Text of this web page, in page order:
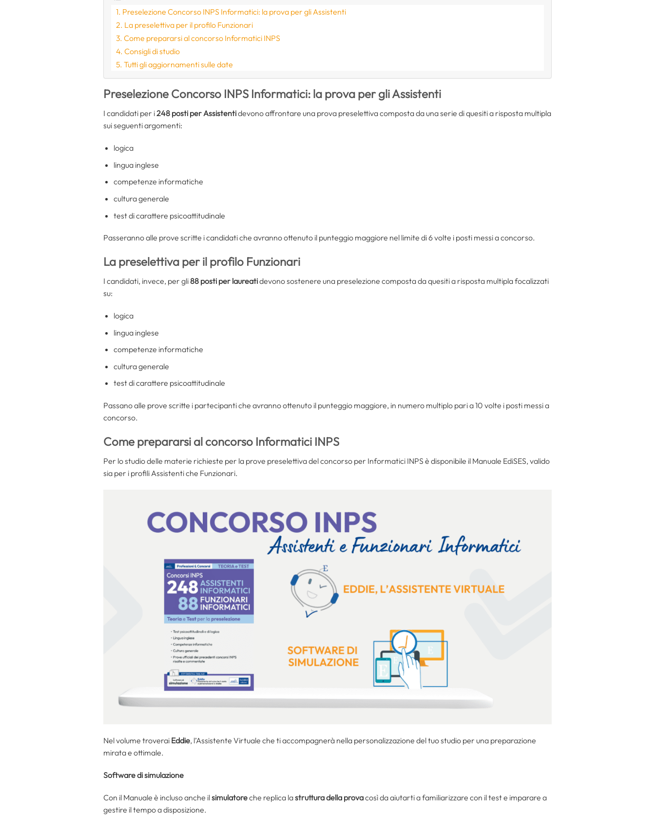
Preselezione Concorso INPS Informatici: la prova per gli Assistenti
La preselettiva per il profilo Funzionari
Come prepararsi al concorso Informatici INPS
Consigli di studio
Tutti gli aggiornamenti sulle date
Preselezione Concorso INPS Informatici: la prova per gli Assistenti
I candidati per i248 posti per Assistentidevono affrontare una prova preselettiva composta da una serie di quesiti a risposta multipla
sui seguenti argomenti:
logica
lingua inglese
competenze informatiche
cultura generale
test di carattere psicoattitudinale
Passeranno alle prove scritte i candidati che avranno ottenuto il punteggio maggiore nel limite di 6 volte i posti messi a concorso.
La preselettiva per il profilo Funzionari
I candidati, invece, per gli88 posti per laureatidevono sostenere una preselezione composta da quesiti a risposta multipla focalizzati
su:
logica
lingua inglese
competenze informatiche
cultura generale
test di carattere psicoattitudinale
Passano alle prove scritte i partecipanti che avranno ottenuto il punteggio maggiore, in numero multiplo pari a 10 volte i posti messi a
concorso.
Come prepararsi al concorso Informatici INPS
Per lo studio delle materie richieste per la prove preselettiva del concorso per Informatici INPS è disponibile il Manuale EdiSES, valido
sia per i profili Assistenti che Funzionari.
Nel volume troverai Eddie, l’Assistente Virtuale che ti accompagnerà nella personalizzazione del tuo studio per una preparazione
mirata e ottimale.
Software di simulazione
Con il Manuale è incluso anche ilsimulatoreche replica lastruttura della provacosì da aiutarti a familiarizzare con il test e imparare a
gestire il tempo a disposizione.